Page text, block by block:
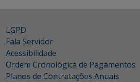
LGPD
Fala Servidor
Acessibilidade
Ordem Cronológica de Pagamentos
Planos de Contratações Anuais